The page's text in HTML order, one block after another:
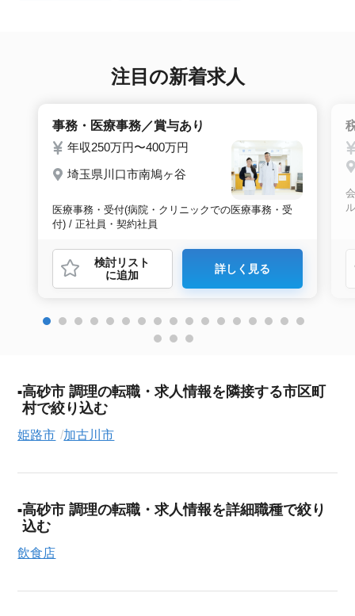
注目の新着求人
事務・医療事務／賞与あり
年収250万円〜400万円
埼玉県川口市南鳩ヶ谷
医療事務・受付(病院・クリニックでの医療事務・受
付) / 正社員・契約社員
検討リスト
に追加
詳しく見る
高砂市 調理の転職・求人情報を隣接する市区町
村で絞り込む
姫路市 加古川市
高砂市 調理の転職・求人情報を詳細職種で絞り
込む
飲食店